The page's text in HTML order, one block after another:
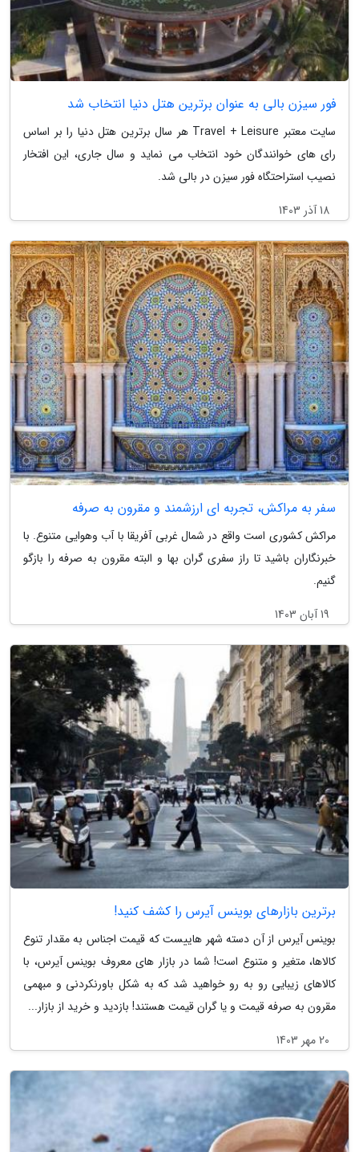
فور سیزن بالی به عنوان برترین هتل دنیا انتخاب شد
سایت معتبر Travel + Leisure هر سال برترین هتل دنیا را بر اساس
رای های خوانندگان خود انتخاب می نماید و سال جاری، این افتخار
نصیب استراحتگاه فور سیزن در بالی شد.
18 آذر 1403
سفر به مراکش، تجربه ای ارزشمند و مقرون به صرفه
مراکش کشوری است واقع در شمال غربی آفریقا با آب وهوایی متنوع. با
خبرنگاران باشید تا راز سفری گران بها و البته مقرون به صرفه را بازگو
گنیم.
19 آبان 1403
برترین بازارهای بوینس آیرس را کشف کنید!
بوینس آیرس از آن دسته شهر هاییست که قیمت اجناس به مقدار تنوع
کالاها، متغیر و متنوع است! شما در بازار های معروف بوینس آیرس، با
کالاهای زیبایی رو به رو خواهید شد که به شکل باورنکردنی و مبهمی
مقرون به صرفه قیمت و یا گران قیمت هستند! بازدید و خرید از بازار...
20 مهر 1403